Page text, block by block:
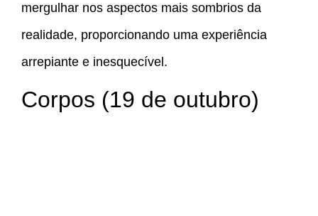
mergulhar nos aspectos mais sombrios da
realidade, proporcionando uma experiência
arrepiante e inesquecível.
Corpos (19 de outubro)